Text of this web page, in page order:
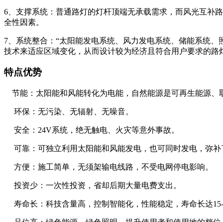
6、支撑系统：普通路灯的灯杆顶端无承载需求，而风光互补
全性因素。
7、系统整合：“太阳能发电系统、风力发电系统、储能系统
技术来适应区域变化，从而设计较为经济且符合用户要求的
特点优势
节能：太阳能和风能转化为电能，自然能源是可再生能源、
环保：无污染、无辐射、无噪音。
安全：24V系统，绝无触电、火灾等意外事故。
可靠：可独立利用太阳能和风能发电，也可同时发电，弥
方便：施工简单，无须架输电线路，不受电网停电影响。
投资少：一次性投资，省却后期大量电费支出。
寿命长：科技含量高，控制智能化，性能稳定，寿命长达